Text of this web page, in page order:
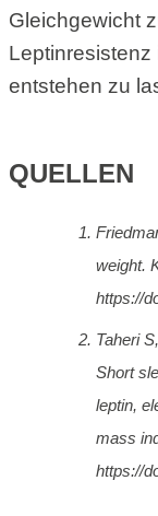
Gleichgewicht
entstehen zu
QUELLEN
weight.
https://
Taheri
Short
leptin,
mass
https://